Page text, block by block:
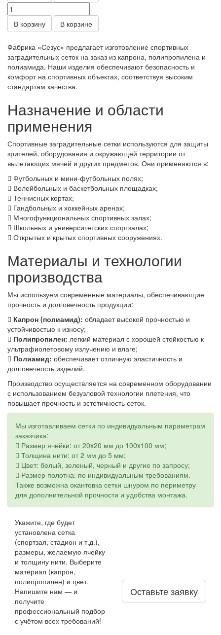
В корзину В корзине
Фабрика «Сезус» предлагает изготовление спортивных
заградительных сеток на заказ из капрона, полипропилена и
полиамида. Наши изделия обеспечивают безопасность и
комфорт на спортивных объектах, соответствуя высоким
стандартам качества.
Назначение и области
применения
Спортивные заградительные сетки используются для защиты
зрителей, оборудования и окружающей территории от
вылетающих мячей и других предметов. Они применяются в:
Футбольных и мини-футбольных полях;
Волейбольных и баскетбольных площадках;
Теннисных кортах;
Гандбольных и хоккейных аренах;
Многофункциональных спортивных залах;
Школьных и университетских спортзалах;
Открытых и крытых спортивных сооружениях.
Материалы и технологии
производства
Мы используем современные материалы, обеспечивающие
прочность и долговечность продукции:
Капрон (полиамид): обладает высокой прочностью и
устойчивостью к износу;
Полипропилен: легкий материал с хорошей стойкостью к
ультрафиолетовому излучению и влаге;
Полиамид: обеспечивает отличную эластичность и
долговечность изделий.
Производство осуществляется на современном оборудовании
с использованием безузловой технологии плетения, что
повышает прочность и эстетичность сеток.
Мы изготавливаем сетки по индивидуальным параметрам
заказчика:
Размер ячейки: от 20x20 мм до 100x100 мм;
Толщина нити: от 2 мм до 5 мм;
Цвет: белый, зеленый, черный и другие по запросу;
Размер полотна: по индивидуальным требованиям.
Также возможна окантовка сетки шнуром по периметру
для дополнительной прочности и удобства монтажа.
Укажите, где будет
установлена сетка
(спортзал, стадион и т.д.),
размеры, желаемую ячейку
и толщину нити. Выберите
материал (капрон,
полипропилен) и цвет.
Напишите нам — и
получите
профессиональный подбор
с учётом всех требований!
Оставьте заявку